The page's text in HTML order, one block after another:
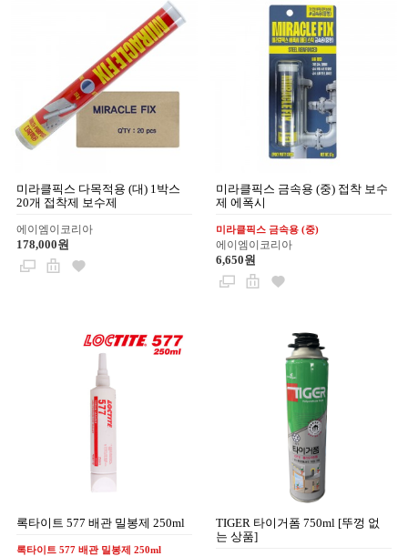
미라클픽스 다목적용 (대) 1박스
20개 접착제 보수제
에이엠이코리아
178,000원
미라클픽스 금속용 (중) 접착 보수
제 에폭시
미라클픽스 금속용 (중)
에이엠이코리아
6,650원
록타이트 577 배관 밀봉제 250ml
록타이트 577 배관 밀봉제 250ml
TIGER 타이거폼 750ml [뚜껑 없
는 상품]